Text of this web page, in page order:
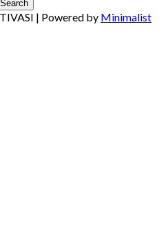
| Powered by Minimalist